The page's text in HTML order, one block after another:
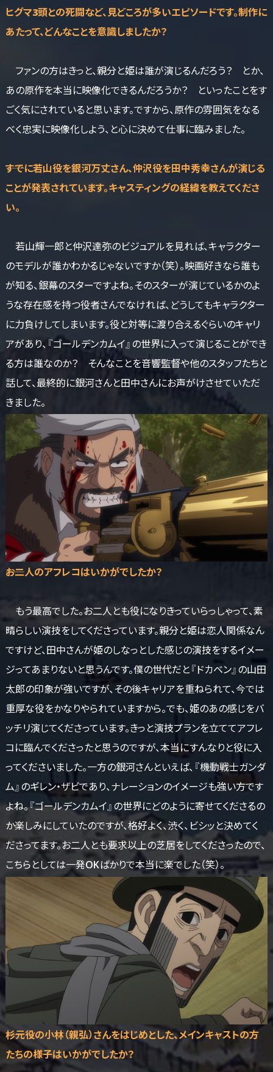
ヒグマ3頭との死闘など、見どころが多いエピソードです。制作に
あたって、どんなことを意識しましたか？
ファンの方はきっと、親分と姫は誰が演じるんだろう？ とか、
あの原作を本当に映像化できるんだろうか？ といったことをす
ごく気にされていると思います。ですから、原作の雰囲気をなる
べく忠実に映像化しよう、と心に決めて仕事に臨みました。
――すでに若山役を銀河万丈さん、仲沢役を田中秀幸さんが演じる
ことが発表されています。キャスティングの経緯を教えてくださ
い。
若山輝一郎と仲沢達弥のビジュアルを見れば、キャラクター
のモデルが誰かわかるじゃないですか（笑）。映画好きなら誰も
が知る、銀幕のスターですよね。そのスターが演じているかのよ
うな存在感を持つ役者さんでなければ、どうしてもキャラクター
に力負けしてしまいます。役と対等に渡り合えるぐらいのキャリ
アがあり、『ゴールデンカムイ』の世界に入って演じることができ
る方は誰なのか？ そんなことを音響監督や他のスタッフたちと
話して、最終的に銀河さんと田中さんにお声がけさせていただ
きました。
――お二人のアフレコはいかがでしたか？
もう最高でした。お二人とも役になりきっていらっしゃって、素
晴らしい演技をしてくださっています。親分と姫は恋人関係なん
ですけど、田中さんが姫のしなっとした感じの演技をするイメー
ジってあまりないと思うんです。僕の世代だと『ドカベン』の山田
太郎の印象が強いですが、その後キャリアを重ねられて、今では
重厚な役をかなりやられていますから。でも、姫のあの感じをバ
ッチリ演じてくださっています。きっと演技プランを立ててアフレ
コに臨んでくださったと思うのですが、本当にすんなりと役に入
ってくださいました。一方の銀河さんといえば、『機動戦士ガンダ
ム』のギレン・ザビであり、ナレーションのイメージも強い方です
よね。『ゴールデンカムイ』の世界にどのように寄せてくださるの
か楽しみにしていたのですが、格好よく、渋く、ビシッと決めてく
ださってます。お二人とも要求以上の芝居をしてくださったので、
こちらとしては一発OKばかりで本当に楽でした（笑）。
――杉元役の小林（親弘）さんをはじめとした、メインキャストの方
たちの様子はいかがでしたか？